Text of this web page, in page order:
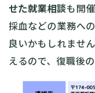
せた就業相談も開
採血などの業務へ
良いかもしれませ
えるので、復職後